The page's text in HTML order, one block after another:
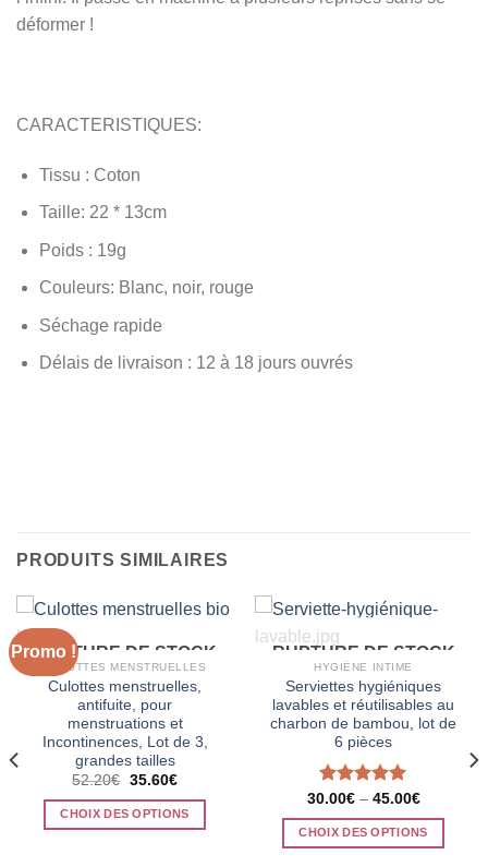
déformer !
CARACTERISTIQUES:
Tissu : Coton
Taille: 22 * 13cm
Poids : 19g
Couleurs: Blanc, noir, rouge
Séchage rapide
Délais de livraison : 12 à 18 jours ouvrés
PRODUITS SIMILAIRES
Promo !
RUPTURE DE STOCK
CULOTTES MENSTRUELLES
Culottes menstruelles,
antifuite, pour
menstruations et
Incontinences, Lot de 3,
grandes tailles
52.20€ Le
initial
était :
35.60€Le
actuel
est :
CHOIX DES OPTIONS
RUPTURE DE STOCK
HYGIÈNE INTIME
Serviettes hygiéniques
lavables et réutilisables au
charbon de bambou, lot de
6 pièces
Note5.00
sur 5
30.00€– 45.00€
CHOIX DES OPTIONS